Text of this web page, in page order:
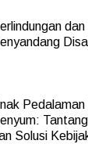
Pedalaman
Solusi